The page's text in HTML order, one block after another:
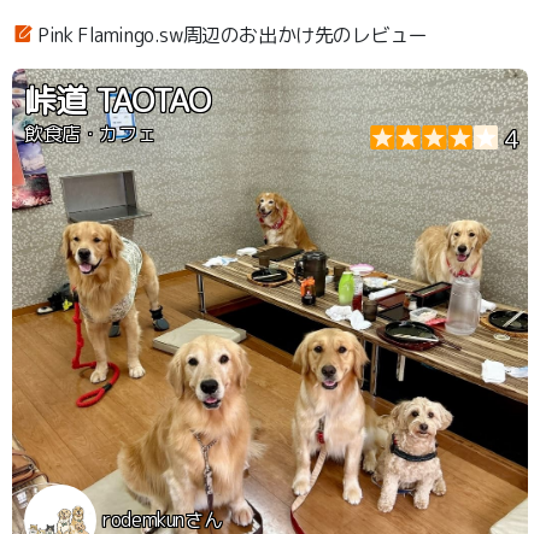
Pink Flamingo.sw周辺のお出かけ先のレビュー
峠道 TAOTAO
飲食店・カフェ 4
rodemkunさん